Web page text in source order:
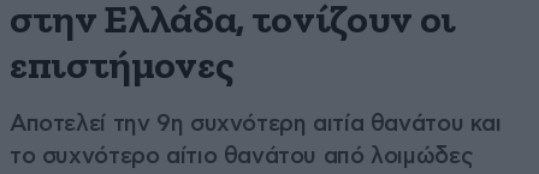
στην Ελλάδα, τονίζουν οι
επιστήμονες
Αποτελεί την 9η συχνότερη αιτία θανάτου και
το συχνότερο αίτιο θανάτου από λοιμώδες